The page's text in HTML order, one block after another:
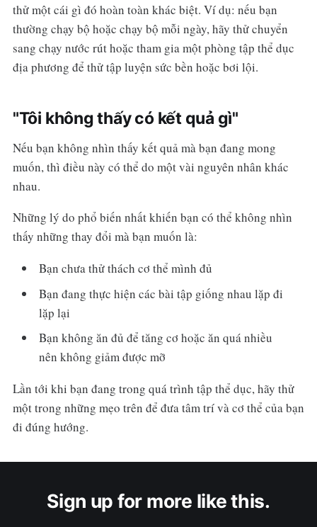
thử một cái gì đó hoàn toàn khác biệt. Ví dụ: nếu bạn
thường chạy bộ hoặc chạy bộ mỗi ngày, hãy thử chuyển
sang chạy nước rút hoặc tham gia một phòng tập thể dục
địa phương để thử tập luyện sức bền hoặc bơi lội.
"Tôi không thấy có kết quả gì"
Nếu bạn không nhìn thấy kết quả mà bạn đang mong
muốn, thì điều này có thể do một vài nguyên nhân khác
nhau.
Những lý do phổ biến nhất khiến bạn có thể không nhìn
thấy những thay đổi mà bạn muốn là:
Bạn chưa thử thách cơ thể mình đủ
Bạn đang thực hiện các bài tập giống nhau lặp đi
lặp lại
Bạn không ăn đủ để tăng cơ hoặc ăn quá nhiều
nên không giảm được mỡ
Lần tới khi bạn đang trong quá trình tập thể dục, hãy thử
một trong những mẹo trên để đưa tâm trí và cơ thể của bạn
đi đúng hướng.
Sign up for more like this.